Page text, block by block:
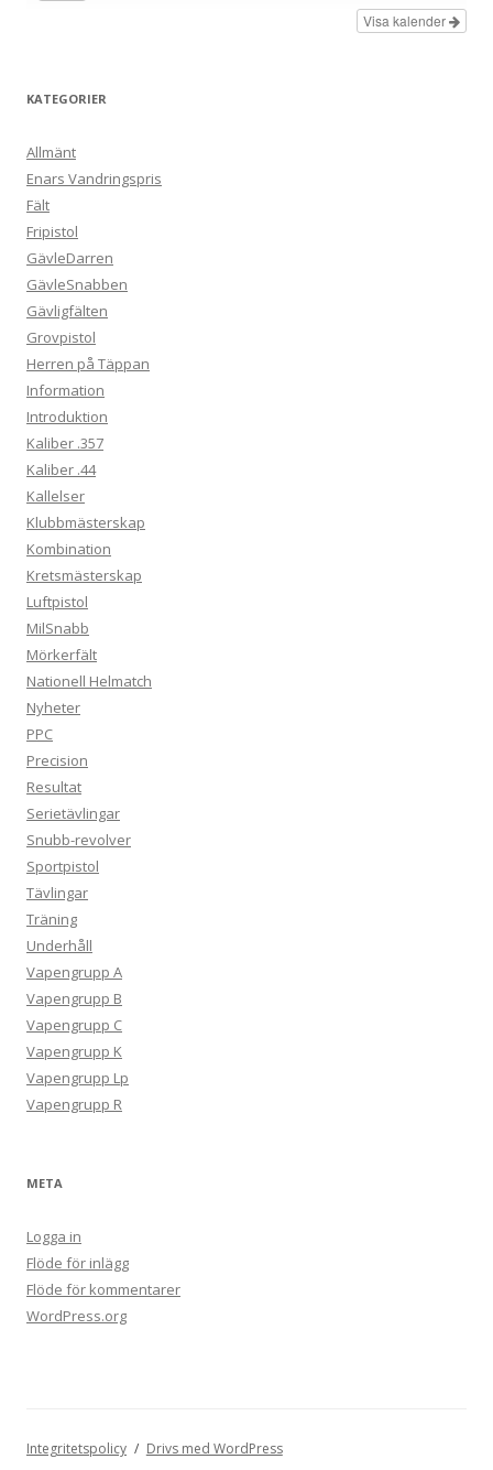
Visa kalender
KATEGORIER
Allmänt
Enars Vandringspris
Fält
Fripistol
GävleDarren
GävleSnabben
Gävligfälten
Grovpistol
Herren på Täppan
Information
Introduktion
Kaliber .357
Kaliber .44
Kallelser
Klubbmästerskap
Kombination
Kretsmästerskap
Luftpistol
MilSnabb
Mörkerfält
Nationell Helmatch
Nyheter
PPC
Precision
Resultat
Serietävlingar
Snubb-revolver
Sportpistol
Tävlingar
Träning
Underhåll
Vapengrupp A
Vapengrupp B
Vapengrupp C
Vapengrupp K
Vapengrupp Lp
Vapengrupp R
META
Logga in
Flöde för inlägg
Flöde för kommentarer
WordPress.org
Integritetspolicy Drivs med WordPress